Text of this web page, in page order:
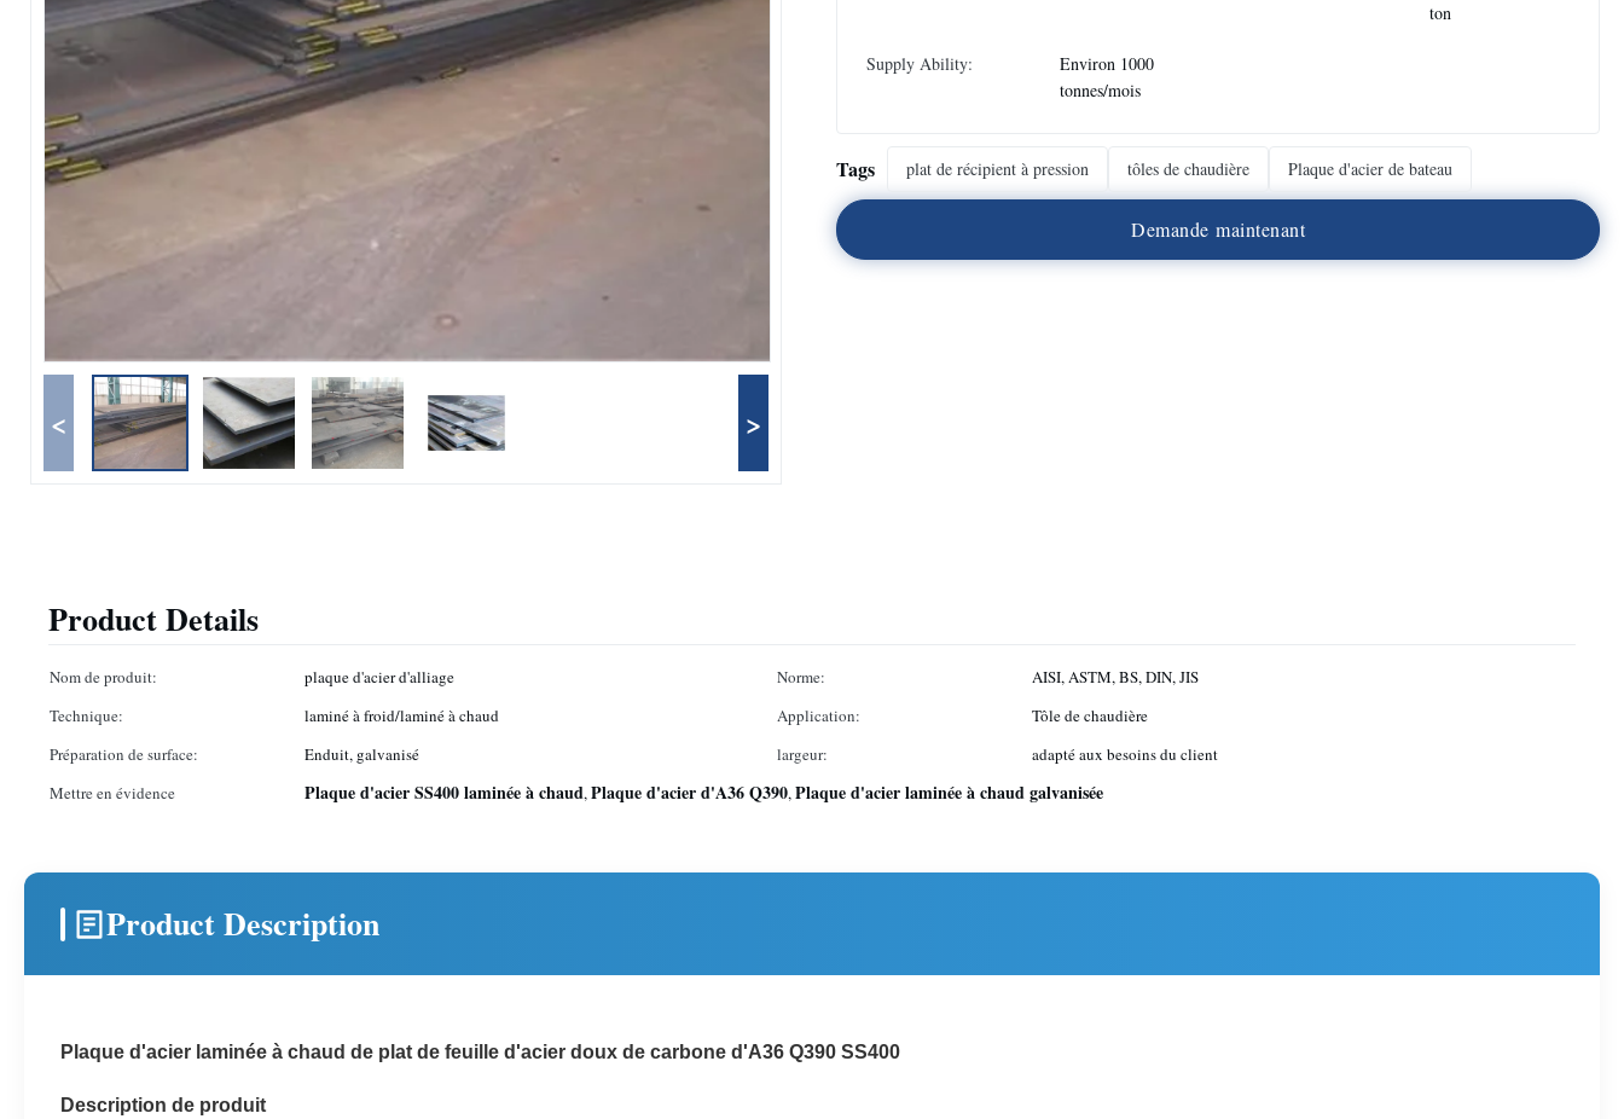
< >
ton
Supply Ability:
Environ 1000
tonnes/mois
Tags plat de récipient à pression tôles de chaudière Plaque d'acier de bateau
Demande maintenant
Product Details
Nom de produit: plaque d'acier d'alliage Norme:
AISI, ASTM, BS, DIN, JIS
Technique:
laminé à froid/laminé à chaud Application:
Tôle de chaudière
Préparation de surface:
Enduit, galvanisé largeur:
adapté aux besoins du client
Mettre en évidence
Plaque d'acier SS400 laminée à chaud,Plaque d'acier d'A36 Q390,Plaque d'acier laminée à chaud galvanisée
Product Description
Plaque d'acier laminée à chaud de plat de feuille d'acier doux de carbone d'A36 Q390 SS400
Description de produit